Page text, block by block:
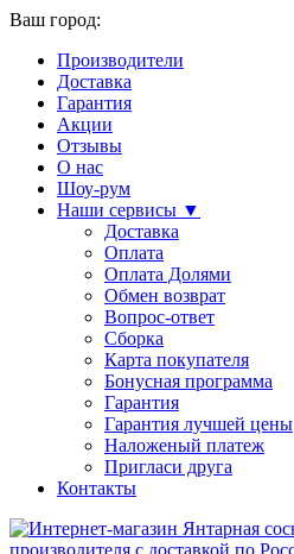
Ваш город:
Производители
Доставка
Гарантия
Акции
Отзывы
О нас
Шоу-рум
Наши сервисы ▼
Доставка
Оплата
Оплата Долями
Обмен возврат
Вопрос-ответ
Сборка
Карта покупателя
Бонусная программа
Гарантия
Гарантия лучшей цены
Наложеный платеж
Пригласи друга
Контакты